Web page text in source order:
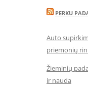
PERKU
Auto
priemonių
Žieminių
ir nauda